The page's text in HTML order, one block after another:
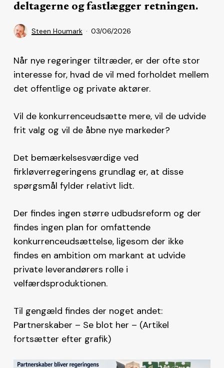
deltagerne og fastlægger retningen.
Steen Houmark 03/06/2026
Når nye regeringer tiltræder, er der ofte stor
interesse for, hvad de vil med forholdet mellem
det offentlige og private aktører.
Vil de konkurrenceudsætte mere, vil de udvide
frit valg og vil de åbne nye markeder?
Det bemærkelsesværdige ved
firkløverregeringens grundlag er, at disse
spørgsmål fylder relativt lidt.
Der findes ingen større udbudsreform og der
findes ingen plan for omfattende
konkurrenceudsættelse, ligesom der ikke
findes en ambition om markant at udvide
private leverandørers rolle i
velfærdsproduktionen.
Til gengæld findes der noget andet:
Partnerskaber – Se blot her – (Artikel
fortsætter efter grafik)